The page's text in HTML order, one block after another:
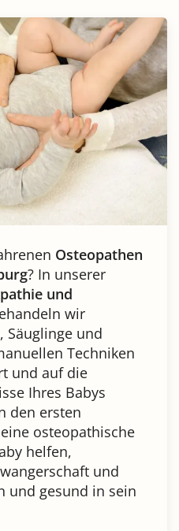
Osteopathen
? In unserer
und
wir
Säuglinge und
Techniken
und auf die
Ihres Babys
den ersten
osteopathische
helfen,
und
und gesund in sein